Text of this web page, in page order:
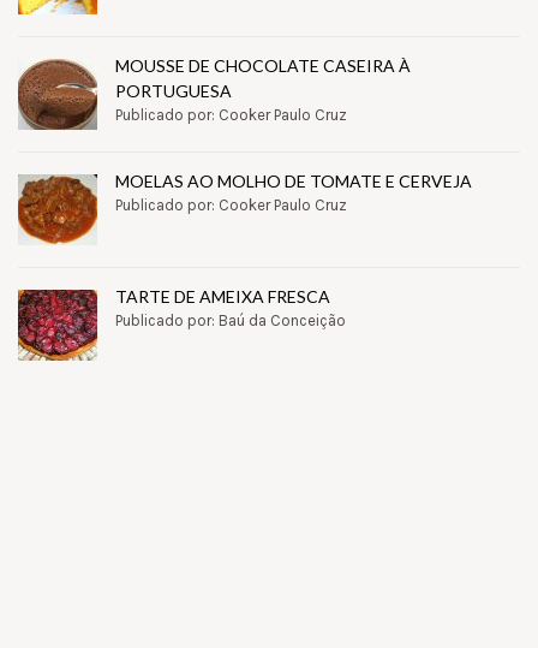
MOUSSE DE CHOCOLATE CASEIRA À
PORTUGUESA
Publicado por: Cooker Paulo Cruz
MOELAS AO MOLHO DE TOMATE E CERVEJA
Publicado por: Cooker Paulo Cruz
TARTE DE AMEIXA FRESCA
Publicado por: Baú da Conceição